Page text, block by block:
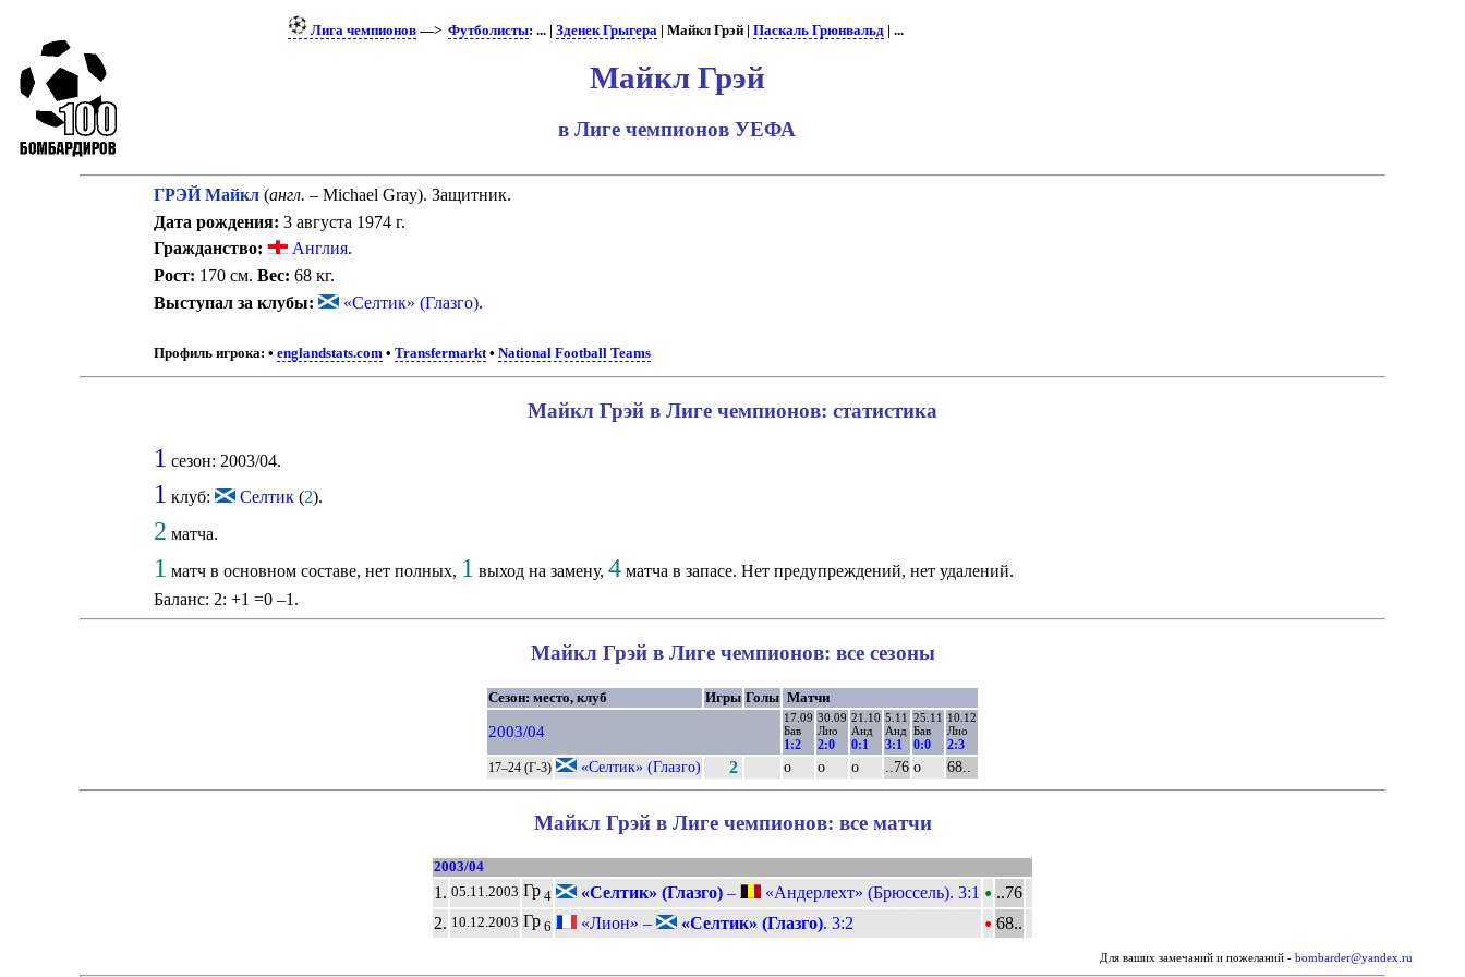
Лига чемпионов —>Футболисты: ... |Зденек Грыгера | Майкл Грэй |Паскаль Грюнвальд | ...
Майкл Грэй
в Лиге чемпионов УЕФА
ГРЭЙ Майкл(англ. – Michael Gray). Защитник.
Дата рождения: 3 августа 1974 г.
Гражданство:
Англия.
Рост: 170 см. Вес: 68 кг.
Выступал за клубы:
«Селтик» (Глазго).
Профиль игрока: • englandstats.com• Transfermarkt• National Football Teams
Майкл Грэй в Лиге чемпионов: статистика
1 сезон: 2003/04.
1 клуб: Селтик(2).
2 матча.
1 матч в основном составе, нет полных, 1 выход на замену, 4матча в запасе. Нет предупреждений, нет удалений.
Баланс: 2: +1 =0 –1.
Майкл Грэй в Лиге чемпионов: все сезоны
Сезон: место, клуб Игры Голы Матчи
2003/04
17.09
Бав
1:2
30.09
Лио
2:0
21.10
Анд
0:1
5.11
Анд
3:1
25.11
Бав
0:0
10.12
Лио
2:3
17–24 (Г-3) «Селтик» (Глазго) 2 о о о ..76 о 68..
Майкл Грэй в Лиге чемпионов: все матчи
2003/04
1. 05.11.2003 Гр 4 «Селтик» (Глазго) – «Андерлехт» (Брюссель). 3:1 • ..76
2. 10.12.2003 Гр 6 «Лион» – «Селтик» (Глазго). 3:2 • 68..
Для ваших замечаний и пожеланий - bombarder@yandex.ru